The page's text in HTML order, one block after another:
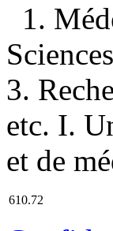
1.
3.
etc. I.
et de
610.72